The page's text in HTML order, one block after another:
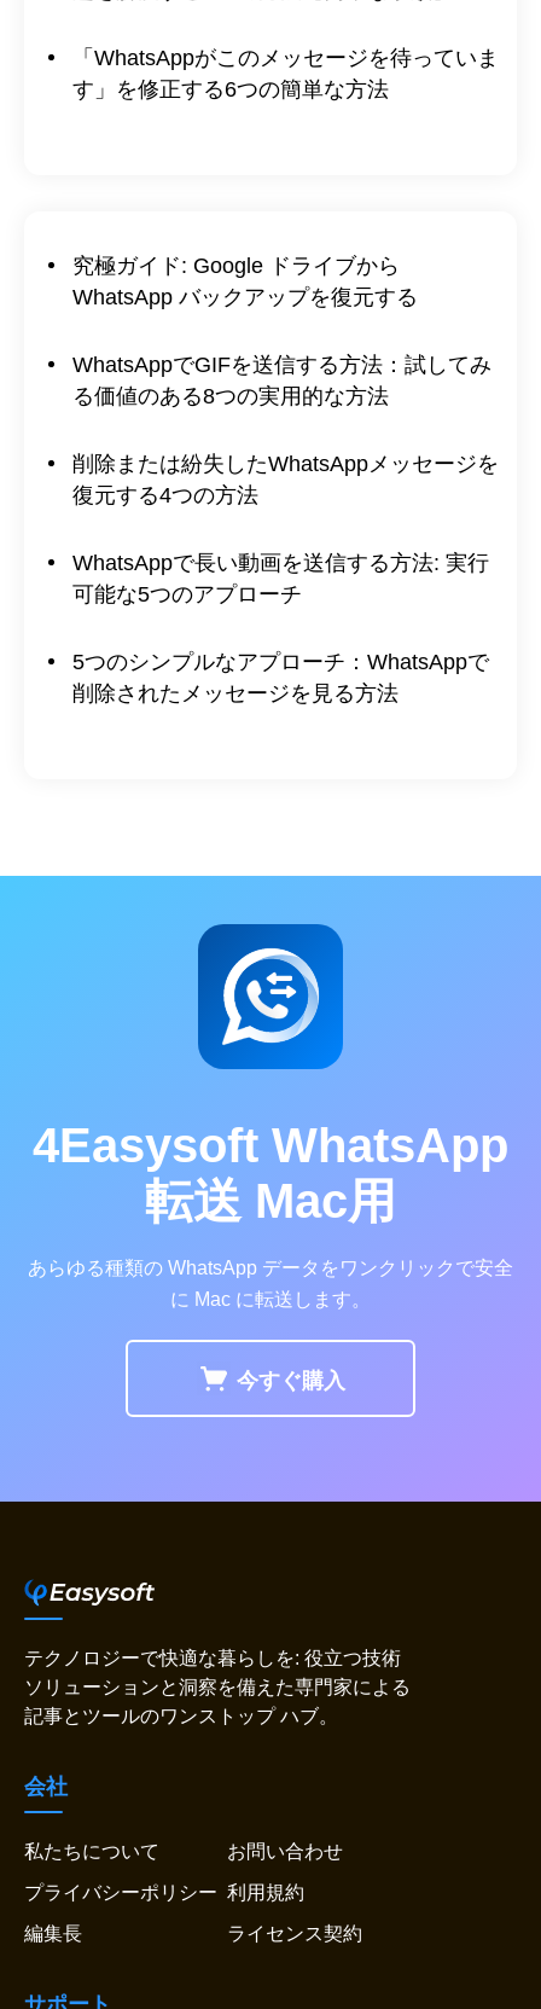
「WhatsAppがこのメッセージを待っていま
す」を修正する6つの簡単な方法
究極ガイド: Google ドライブから
WhatsApp バックアップを復元する
WhatsAppでGIFを送信する方法：試してみ
る価値のある8つの実用的な方法
削除または紛失したWhatsAppメッセージを
復元する4つの方法
WhatsAppで長い動画を送信する方法: 実行
可能な5つのアプローチ
5つのシンプルなアプローチ：WhatsAppで
削除されたメッセージを見る方法
4Easysoft WhatsApp
転送 Mac用
あらゆる種類の WhatsApp データをワンクリックで安全
に Mac に転送します。
今すぐ購入
テクノロジーで快適な暮らしを: 役立つ技術
ソリューションと洞察を備えた専門家による
記事とツールのワンストップ ハブ。
会社
私たちについて
お問い合わせ
プライバシーポリシー 利用規約
編集長
ライセンス契約
サポート